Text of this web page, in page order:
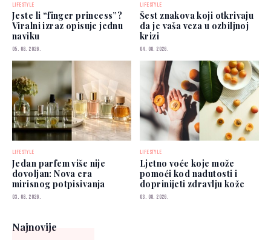
LIFESTYLE
Jeste li “finger princess”?
Viralni izraz opisuje jednu
naviku
05. 08. 2026.
LIFESTYLE
Šest znakova koji otkrivaju
da je vaša veza u ozbiljnoj
krizi
04. 08. 2026.
LIFESTYLE
Jedan parfem više nije
dovoljan: Nova era
mirisnog potpisivanja
03. 08. 2026.
LIFESTYLE
Ljetno voće koje može
pomoći kod nadutosti i
doprinijeti zdravlju kože
03. 08. 2026.
Najnovije